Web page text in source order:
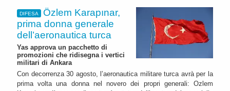
DIFESA
Özlem Karapınar,
prima donna generale
dell’aeronautica turca
Yas approva un pacchetto di
promozioni che ridisegna i vertici
militari di Ankara
Con decorrenza 30 agosto, l’aeronautica militare turca avrà per la
prima volta una donna nel novero dei propri generali: Ozlem